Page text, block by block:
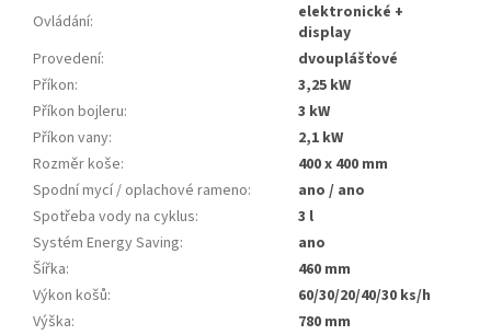
Ovládání:
elektronické +
display
Provedení:
dvouplášťové
Příkon:
3,25 kW
Příkon bojleru:
3 kW
Příkon vany:
2,1 kW
Rozměr koše:
400 x 400 mm
Spodní mycí / oplachové rameno:
ano / ano
Spotřeba vody na cyklus:
3 l
Systém Energy Saving:
ano
Šířka:
460 mm
Výkon košů:
60/30/20/40/30 ks/h
Výška:
780 mm